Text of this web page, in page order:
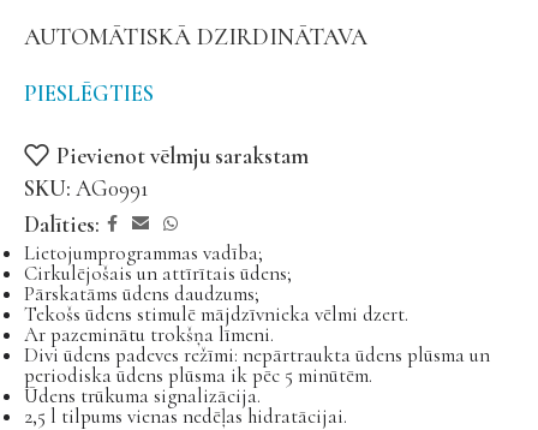
AUTOMĀTISKĀ DZIRDINĀTAVA
PIESLĒGTIES
Pievienot vēlmju sarakstam
SKU: AG0991
Dalīties:
Lietojumprogrammas vadība;
Cirkulējošais un attīrītais ūdens;
Pārskatāms ūdens daudzums;
Tekošs ūdens stimulē mājdzīvnieka vēlmi dzert.
Ar pazeminātu trokšņa līmeni.
Divi ūdens padeves režīmi: nepārtraukta ūdens plūsma un
periodiska ūdens plūsma ik pēc 5 minūtēm.
Ūdens trūkuma signalizācija.
2,5 l tilpums vienas nedēļas hidratācijai.